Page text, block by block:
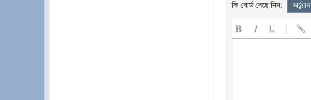
কি বোর্ড বেছে নিন: ভার্চুয়াল